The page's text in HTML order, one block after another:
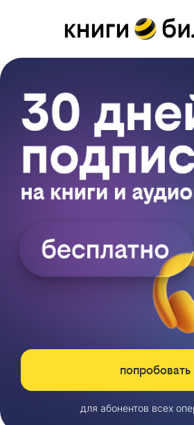
попробовать
для абонентов всех